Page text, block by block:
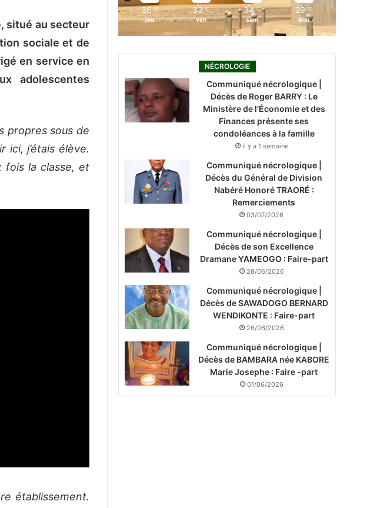
situé au secteur
sociale et de
en service en
adolescentes
propres sous de
ici, j’étais élève.
fois la classe, et
établissement.
36 ℃
jeu
33 ℃
ven
34 ℃
sam
29 ℃
dim
NÉCROLOGIE
Communiqué nécrologique |
Décès de Roger BARRY : Le
Ministère de l’Économie et des
Finances présente ses
condoléances à la famille
il y a 1 semaine
Communiqué nécrologique |
Décès du Général de Division
Nabéré Honoré TRAORÉ :
Remerciements
03/07/2026
Communiqué nécrologique |
Décès de son Excellence
Dramane YAMEOGO : Faire-part
28/06/2026
Communiqué nécrologique |
Décès de SAWADOGO BERNARD
WENDIKONTE : Faire-part
26/06/2026
Communiqué nécrologique |
Décès de BAMBARA née KABORE
Marie Josephe : Faire -part
01/06/2026